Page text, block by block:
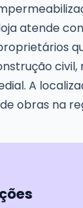
atende
A
obras na